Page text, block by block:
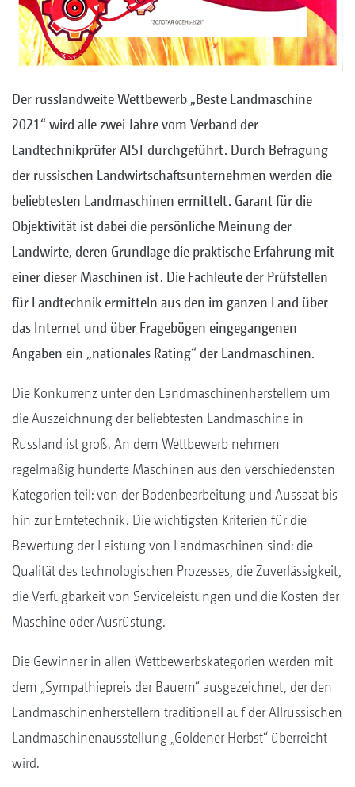
Der russlandweite Wettbewerb „Beste Landmaschine
2021“ wird alle zwei Jahre vom Verband der
Landtechnikprüfer AIST durchgeführt. Durch Befragung
der russischen Landwirtschaftsunternehmen werden die
beliebtesten Landmaschinen ermittelt. Garant für die
Objektivität ist dabei die persönliche Meinung der
Landwirte, deren Grundlage die praktische Erfahrung mit
einer dieser Maschinen ist. Die Fachleute der Prüfstellen
für Landtechnik ermitteln aus den im ganzen Land über
das Internet und über Fragebögen eingegangenen
Angaben ein „nationales Rating“ der Landmaschinen.
Die Konkurrenz unter den Landmaschinenherstellern um
die Auszeichnung der beliebtesten Landmaschine in
Russland ist groß. An dem Wettbewerb nehmen
regelmäßig hunderte Maschinen aus den verschiedensten
Kategorien teil: von der Bodenbearbeitung und Aussaat bis
hin zur Erntetechnik. Die wichtigsten Kriterien für die
Bewertung der Leistung von Landmaschinen sind: die
Qualität des technologischen Prozesses, die Zuverlässigkeit,
die Verfügbarkeit von Serviceleistungen und die Kosten der
Maschine oder Ausrüstung.
Die Gewinner in allen Wettbewerbskategorien werden mit
dem „Sympathiepreis der Bauern“ ausgezeichnet, der den
Landmaschinenherstellern traditionell auf der Allrussischen
Landmaschinenausstellung „Goldener Herbst“ überreicht
wird.